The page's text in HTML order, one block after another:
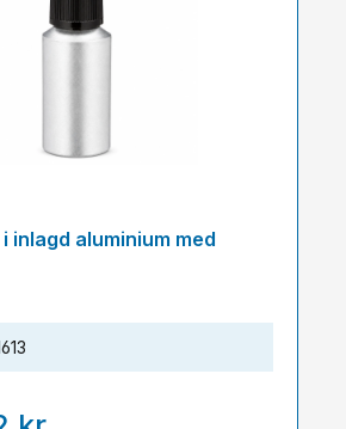
betyg på 5 av 5 stjärnor
inlagd aluminium med